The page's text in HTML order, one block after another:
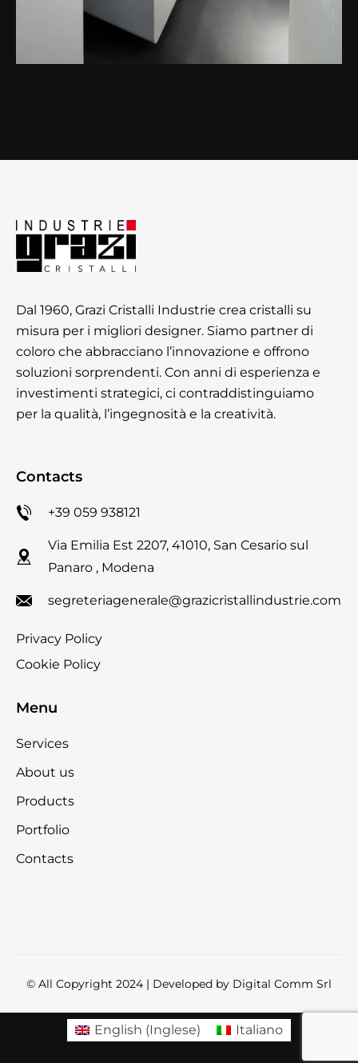
Dal 1960, Grazi Cristalli Industrie crea cristalli su
misura per i migliori designer. Siamo partner di
coloro che abbracciano l’innovazione e offrono
soluzioni sorprendenti. Con anni di esperienza e
investimenti strategici, ci contraddistinguiamo
per la qualità, l’ingegnosità e la creatività.
Contacts
+39 059 938121
Via Emilia Est 2207, 41010, San Cesario sul
Panaro , Modena
segreteriagenerale@grazicristallindustrie.com
Privacy Policy
Cookie Policy
Menu
Services
About us
Products
Portfolio
Contacts
© All Copyright 2024 | Developed by Digital Comm Srl
English (Inglese) Italiano